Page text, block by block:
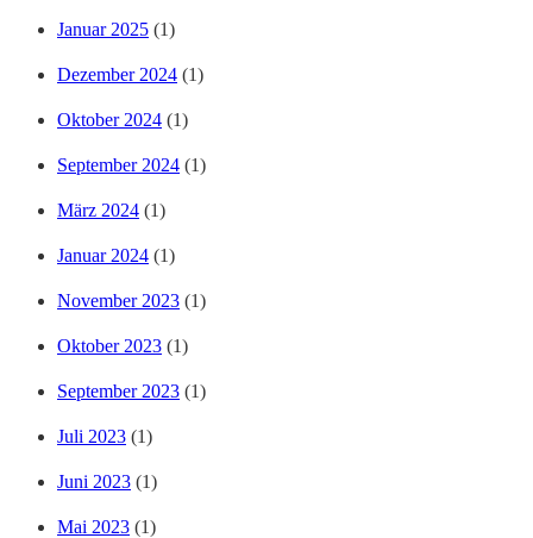
Januar 2025 (1)
Dezember 2024 (1)
Oktober 2024 (1)
September 2024 (1)
März 2024 (1)
Januar 2024 (1)
November 2023 (1)
Oktober 2023 (1)
September 2023 (1)
Juli 2023 (1)
Juni 2023 (1)
Mai 2023 (1)